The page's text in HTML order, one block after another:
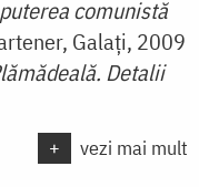
comunistă
Galaţi, 2009
Detalii
+ vezi mai mult